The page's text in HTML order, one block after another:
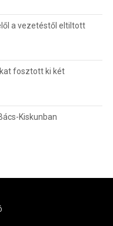
a vezetéstől eltiltott
fosztott ki két
Kiskunban